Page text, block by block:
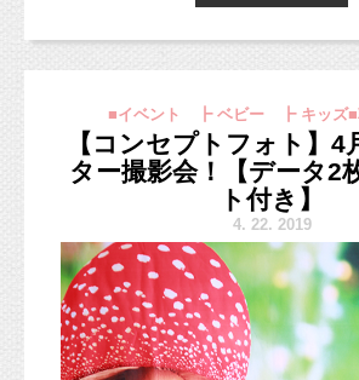
スタジオミルクのご近所さんやそ
掘り出し物を持ち寄ってフリーマ
ますよ（＾＾）
GW2日目、なにしよっかなあ〜
ひ遊びにいらしてくださいね！
お時間は10:00〜14:00ですので、
こんにちは！
東京都杉並区のフォトスタジオ
ク」のこいけです。
GW初日、あいにくのお天気です
お休み楽しんでくださいね（＾＾
■イベント ┣ ベビー ┣ キッズ■
【コンセプトフォト】4
ター撮影会！【データ2
ト付き】
4. 22. 2019